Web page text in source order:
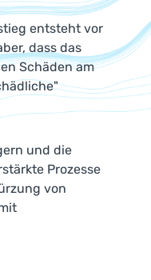
entsteht vor
dass das
Schäden am
und die
Prozesse
von